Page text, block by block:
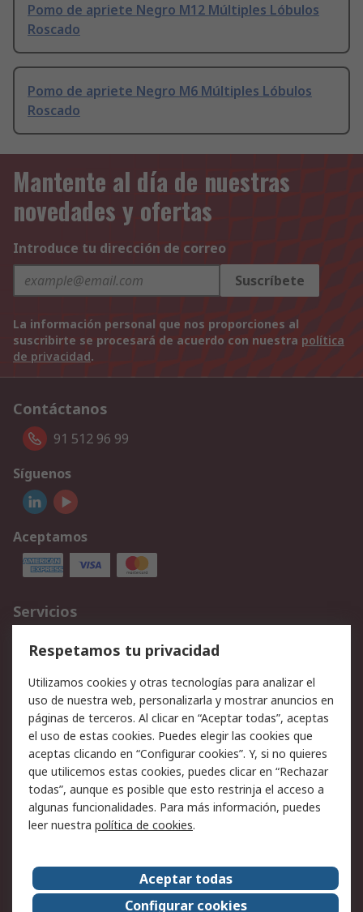
Pomo de apriete Negro M12 Múltiples Lóbulos
Roscado
Pomo de apriete Negro M6 Múltiples Lóbulos
Roscado
Mantente al día de nuestras
novedades y ofertas
Introduce tu dirección de correo
Suscríbete
La información personal que nos proporciones al
suscribirte se procesará de acuerdo con nuestra política
de privacidad.
Contáctanos
91 512 96 99
Síguenos
Aceptamos
Servicios
Cómo realizar pedidos
Devoluciones
Facturación y pago
Ofertas
Soporte técnico
Legal
Aviso legal
Política de privacidad -
Actualizada
Política sobre cookies
Seguridad de emails
Certificaciones de
Condiciones de venta
Acerca de RS
Respetamos tu privacidad
Utilizamos cookies y otras tecnologías para analizar el
uso de nuestra web, personalizarla y mostrar anuncios en
páginas de terceros. Al clicar en “Aceptar todas”, aceptas
el uso de estas cookies. Puedes elegir las cookies que
aceptas clicando en “Configurar cookies”. Y, si no quieres
que utilicemos estas cookies, puedes clicar en “Rechazar
todas”, aunque es posible que esto restrinja el acceso a
algunas funcionalidades. Para más información, puedes
leer nuestra política de cookies.
Aceptar todas
Configurar cookies